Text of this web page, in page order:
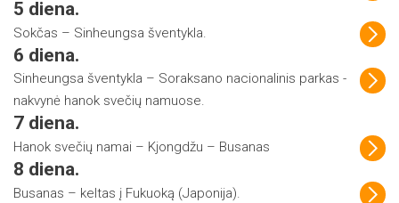
5 diena.
Sokčas – Sinheungsa šventykla.
6 diena.
Sinheungsa šventykla – Soraksano nacionalinis parkas -
nakvynė hanok svečių namuose.
7 diena.
Hanok svečių namai – Kjongdžu – Busanas
8 diena.
Busanas – keltas į Fukuoką (Japonija).